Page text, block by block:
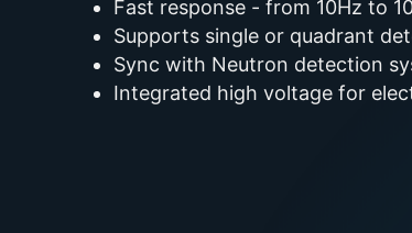
Fast response - from 10Hz to
Supports single or quadrant
Sync with Neutron detection
Integrated high voltage for